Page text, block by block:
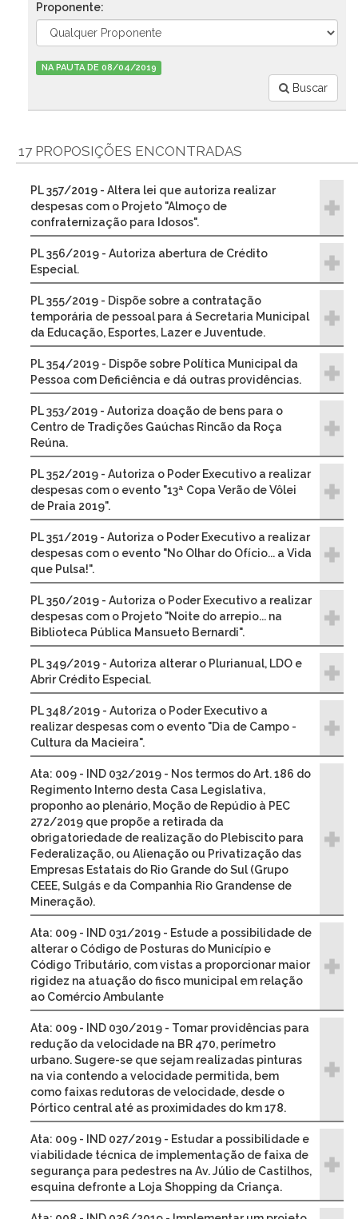
Proponente:
NA PAUTA DE 08/04/2019
Buscar
17 PROPOSIÇÕES ENCONTRADAS
PL 357/2019 - Altera lei que autoriza realizar
despesas com o Projeto "Almoço de
confraternização para Idosos".
PL 356/2019 - Autoriza abertura de Crédito
Especial.
PL 355/2019 - Dispõe sobre a contratação
temporária de pessoal para á Secretaria Municipal
da Educação, Esportes, Lazer e Juventude.
PL 354/2019 - Dispõe sobre Política Municipal da
Pessoa com Deficiência e dá outras providências.
PL 353/2019 - Autoriza doação de bens para o
Centro de Tradições Gaúchas Rincão da Roça
Reúna.
PL 352/2019 - Autoriza o Poder Executivo a realizar
despesas com o evento "13ª Copa Verão de Vôlei
de Praia 2019".
PL 351/2019 - Autoriza o Poder Executivo a realizar
despesas com o evento "No Olhar do Ofício... a Vida
que Pulsa!".
PL 350/2019 - Autoriza o Poder Executivo a realizar
despesas com o Projeto "Noite do arrepio... na
Biblioteca Pública Mansueto Bernardi".
PL 349/2019 - Autoriza alterar o Plurianual, LDO e
Abrir Crédito Especial.
PL 348/2019 - Autoriza o Poder Executivo a
realizar despesas com o evento "Dia de Campo -
Cultura da Macieira".
Ata: 009 - IND 032/2019 - Nos termos do Art. 186 do
Regimento Interno desta Casa Legislativa,
proponho ao plenário, Moção de Repúdio à PEC
272/2019 que propõe a retirada da
obrigatoriedade de realização do Plebiscito para
Federalização, ou Alienação ou Privatização das
Empresas Estatais do Rio Grande do Sul (Grupo
CEEE, Sulgás e da Companhia Rio Grandense de
Mineração).
Ata: 009 - IND 031/2019 - Estude a possibilidade de
alterar o Código de Posturas do Município e
Código Tributário, com vistas a proporcionar maior
rigidez na atuação do fisco municipal em relação
ao Comércio Ambulante
Ata: 009 - IND 030/2019 - Tomar providências para
redução da velocidade na BR 470, perímetro
urbano. Sugere-se que sejam realizadas pinturas
na via contendo a velocidade permitida, bem
como faixas redutoras de velocidade, desde o
Pórtico central até as proximidades do km 178.
Ata: 009 - IND 027/2019 - Estudar a possibilidade e
viabilidade técnica de implementação de faixa de
segurança para pedestres na Av. Júlio de Castilhos,
esquina defronte a Loja Shopping da Criança.